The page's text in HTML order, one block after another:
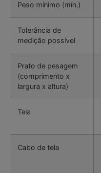
Peso mínimo (mín.)
Tolerância de
medição possível
Prato de pesagem
(comprimento x
largura x altura)
Tela
Cabo de tela